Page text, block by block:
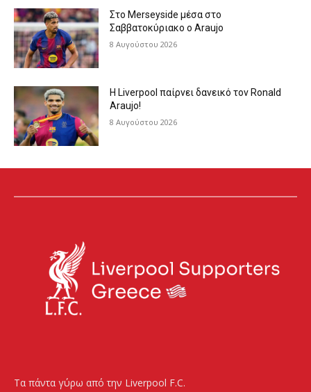
Στο Merseyside μέσα στο
Σαββατοκύριακο ο Araujo
8 Αυγούστου 2026
Η Liverpool παίρνει δανεικό τον Ronald
Araujo!
8 Αυγούστου 2026
Τα πάντα γύρω από την Liverpool F.C.